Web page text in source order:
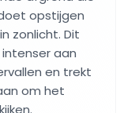
opstijgen
zonlicht. Dit
aan
en trekt
om het